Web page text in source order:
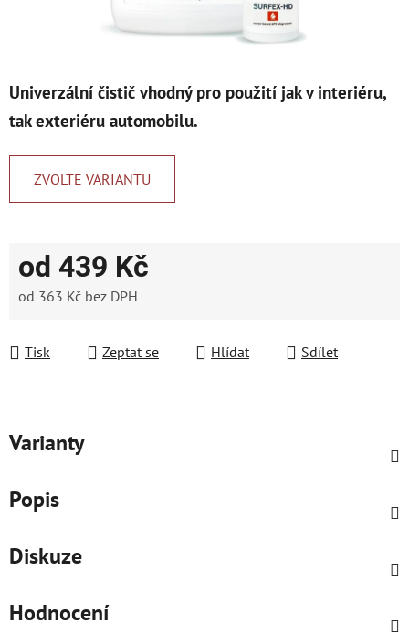
Univerzální čistič vhodný pro použití jak v interiéru,
tak exteriéru automobilu.
ZVOLTE VARIANTU
od 439 Kč
od 363 Kč bez DPH
Tisk
Zeptat se Hlídat Sdílet
Varianty
Popis
Diskuze
Hodnocení